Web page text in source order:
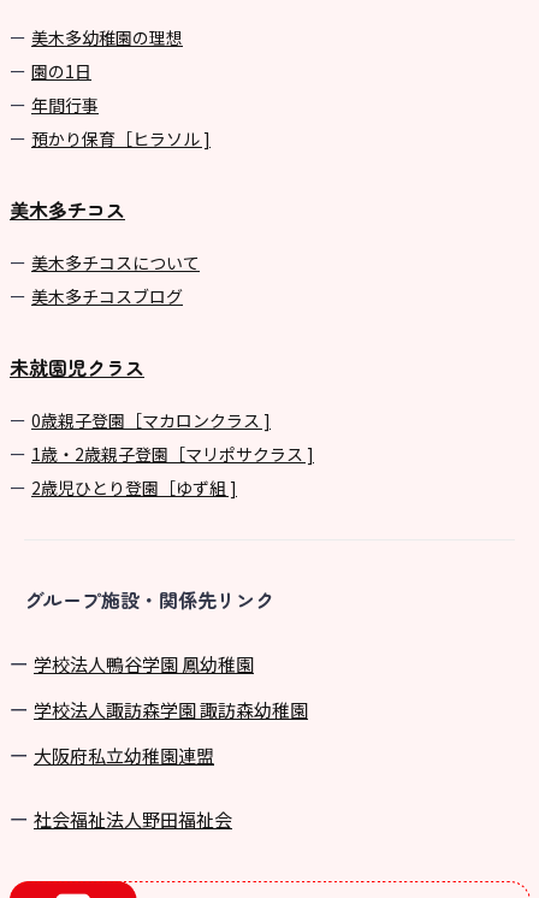
美⽊多幼稚園の理想
園の1⽇
年間⾏事
預かり保育［ヒラソル ]
美木多チコス
美⽊多チコスについて
美⽊多チコスブログ
未就園児クラス
0歳親子登園［マカロンクラス ]
1歳・2歳親子登園［マリポサクラス ]
2歳児ひとり登園［ゆず組 ]
グループ施設・関係先リンク
学校法⼈鴨⾕学園 鳳幼稚園
学校法⼈諏訪森学園 諏訪森幼稚園
⼤阪府私⽴幼稚園連盟
社会福祉法人野田福祉会